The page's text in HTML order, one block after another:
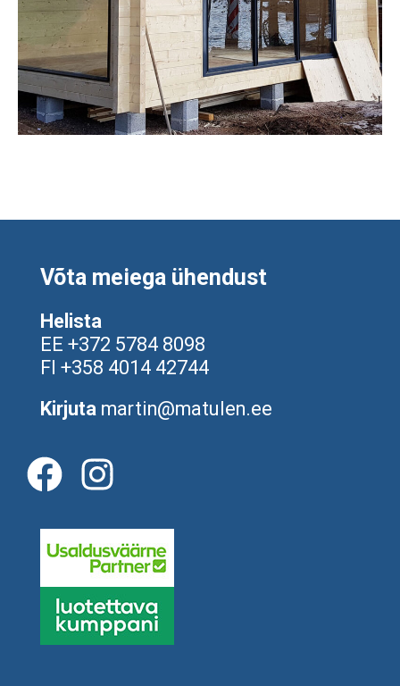
Võta meiega ühendust
Helista
EE +372 5784 8098
FI +358 4014 42744
Kirjuta martin@matulen.ee
F
c
e
b
o
I
s
t
a
g